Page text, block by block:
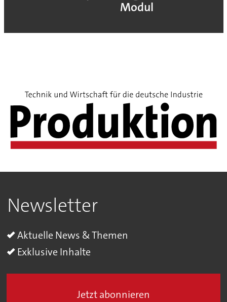
Modul
Newsletter
Aktuelle News & Themen
Exklusive Inhalte
Jetzt abonnieren